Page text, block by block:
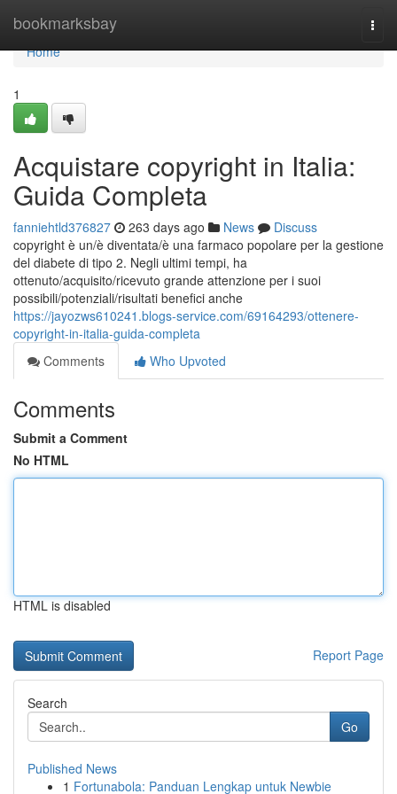
bookmarksbay
Home
Home
1
Acquistare copyright in Italia:
Guida Completa
fanniehtld376827 263 days ago News
Discuss
copyright è un/è diventata/è una farmaco popolare per la gestione
del diabete di tipo 2. Negli ultimi tempi, ha
ottenuto/acquisito/ricevuto grande attenzione per i suoi
possibili/potenziali/risultati benefici anche
https://jayozws610241.blogs-service.com/69164293/ottenere-
copyright-in-italia-guida-completa
Comments
Who Upvoted
Comments
Submit a Comment
No HTML
HTML is disabled
Report Page
Search
Go
Published News
1 Fortunabola: Panduan Lengkap untuk Newbie